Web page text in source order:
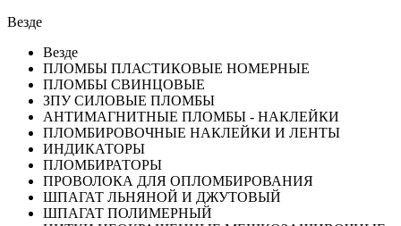
Везде
Везде
ПЛОМБЫ ПЛАСТИКОВЫЕ НОМЕРНЫЕ
ПЛОМБЫ СВИНЦОВЫЕ
ЗПУ СИЛОВЫЕ ПЛОМБЫ
АНТИМАГНИТНЫЕ ПЛОМБЫ - НАКЛЕЙКИ
ПЛОМБИРОВОЧНЫЕ НАКЛЕЙКИ И ЛЕНТЫ
ИНДИКАТОРЫ
ПЛОМБИРАТОРЫ
ПРОВОЛОКА ДЛЯ ОПЛОМБИРОВАНИЯ
ШПАГАТ ЛЬНЯНОЙ И ДЖУТОВЫЙ
ШПАГАТ ПОЛИМЕРНЫЙ